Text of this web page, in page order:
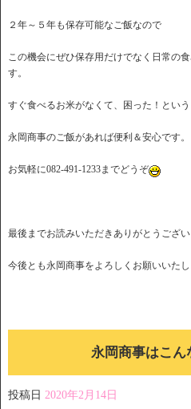
２年～５年も保存可能なご飯なので
この機会にぜひ保存用だけでなく日常の
す。
すぐ食べるお米がなくて、困った！とい
永岡商事のご飯があれば便利＆安心です。
お気軽に082-491-1233までどうぞ
最後までお読みいただきありがとうござい
今後とも永岡商事をよろしくお願いいたし
永岡商事はこん
投稿日 2020年2月14日